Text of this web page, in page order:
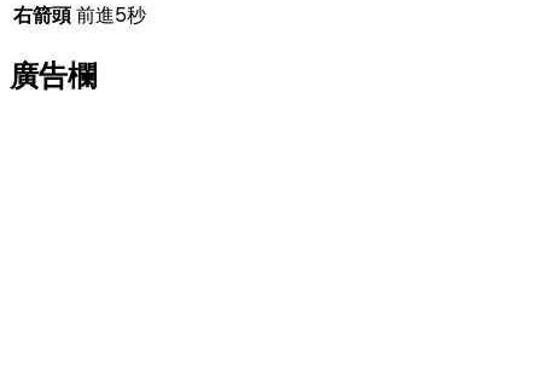
右箭頭前進5秒
廣告欄